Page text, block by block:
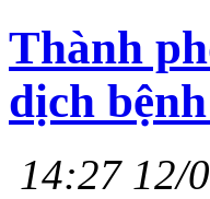
Thành
dịch
14:27 12/